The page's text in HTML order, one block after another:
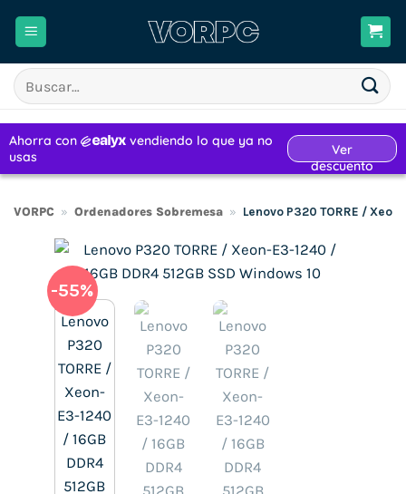
Buscar
por:
VORPC » Ordenadores Sobremesa » Lenovo P320 TORRE /
-55%